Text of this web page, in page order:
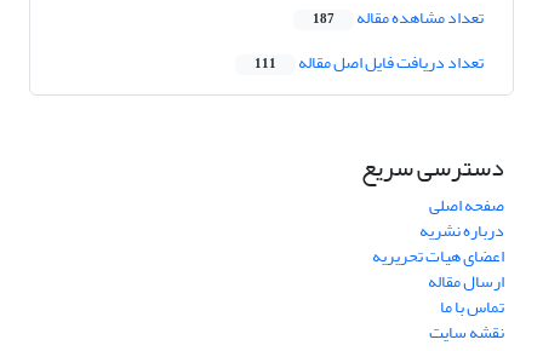
تعداد مشاهده مقاله 187
تعداد دریافت فایل اصل مقاله 111
دسترسی سریع
صفحه اصلی
درباره نشریه
اعضای هیات تحریریه
ارسال مقاله
تماس با ما
نقشه سایت